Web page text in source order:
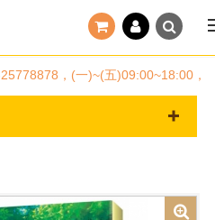
，(一)~(五)09:00~18:00，國定